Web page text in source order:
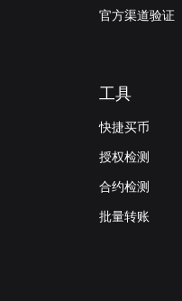
官方渠道验证
工具
快捷买币
授权检测
合约检测
批量转账